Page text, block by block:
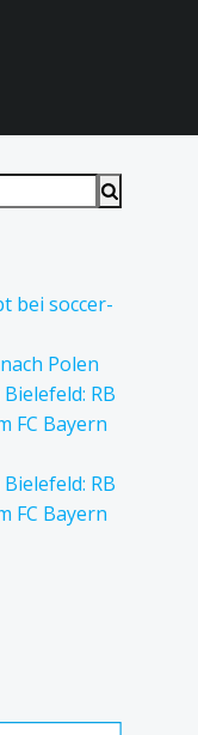
bei soccer-
Polen
RB
FC Bayern
RB
FC Bayern